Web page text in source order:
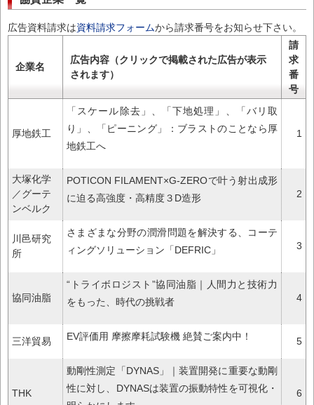
広告資料請求は資料請求フォームから請求番号をお知らせ下さい。
企業名
広告内容（クリックで掲載された広告が表示
されます）
請
求
番
号
厚地鉄工
「スケール除去」、「下地処理」、「バリ取
り」、「ピーニング」：ブラストのことなら厚
地鉄工へ
1
大塚化学
／グーテ
ンベルク
POTICON FILAMENT×G-ZEROで叶う射出成形
に迫る高強度・高精度３D造形
2
川邑研究
所
さまざまな分野の潤滑問題を解決する、コーテ
ィングソリューション「DEFRIC」
3
協同油脂
“トライボロジスト”協同油脂｜人間力と技術力
をもった、時代の挑戦者
4
三洋貿易 EV評価用 摩擦摩耗試験機 絶賛ご案内中！ 5
THK
動剛性測定「DYNAS」｜装置開発に重要な動剛
性に対し、DYNASは装置の振動特性を可視化・
6